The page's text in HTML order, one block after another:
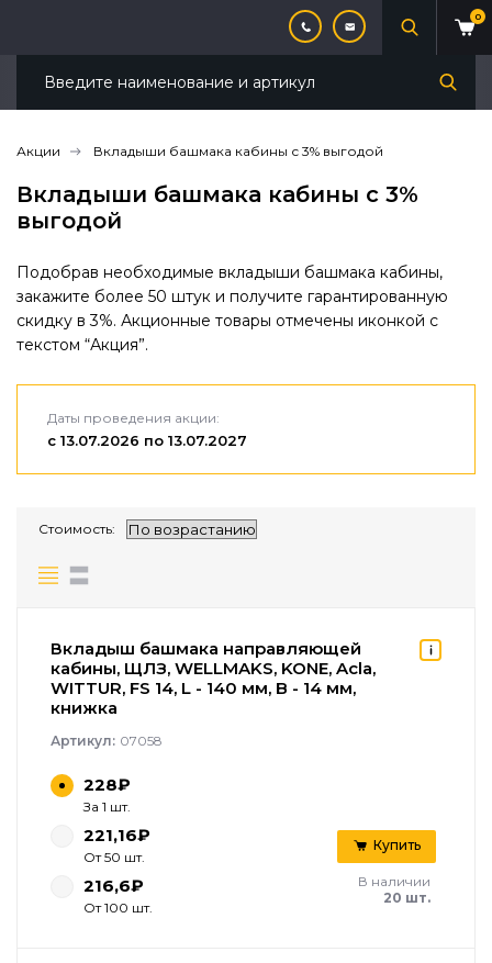
0
Акции Вкладыши башмака кабины с 3% выгодой
Вкладыши башмака кабины с 3%
выгодой
Подобрав необходимые вкладыши башмака кабины,
закажите более 50 штук и получите гарантированную
скидку в 3%. Акционные товары отмечены иконкой с
текстом “Акция”.
Даты проведения акции:
с 13.07.2026 по 13.07.2027
Стоимость:
Вкладыш башмака направляющей
кабины, ЩЛЗ, WELLMAKS, KONE, Acla,
WITTUR, FS 14, L - 140 мм, B - 14 мм,
книжка
Артикул: 07058
В наличии
20 шт.
228₽
За 1 шт.
221,16₽
От 50 шт.
216,6₽
От 100 шт.
Купить